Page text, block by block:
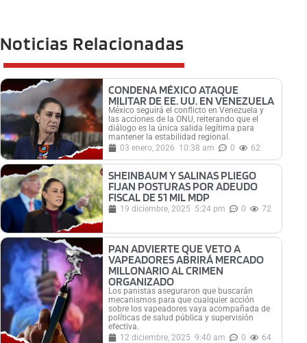
Noticias Relacionadas
CONDENA MÉXICO ATAQUE
MILITAR DE EE. UU. EN VENEZUELA
México seguirá el conflicto en Venezuela y
las acciones de la ONU, reiterando que el
diálogo es la única salida legítima para
mantener la estabilidad regional.
03 enero, 2026 10:38 am 0 62
SHEINBAUM Y SALINAS PLIEGO
FIJAN POSTURAS POR ADEUDO
FISCAL DE 51 MIL MDP
19 diciembre, 2025 5:24 pm 0 72
PAN ADVIERTE QUE VETO A
VAPEADORES ABRIRÁ MERCADO
MILLONARIO AL CRIMEN
ORGANIZADO
Los panistas aseguraron que buscarán
mecanismos para que cualquier acción
sobre los vapeadores vaya acompañada de
políticas de salud pública y supervisión
efectiva.
12 diciembre, 2025 9:40 am 0 64